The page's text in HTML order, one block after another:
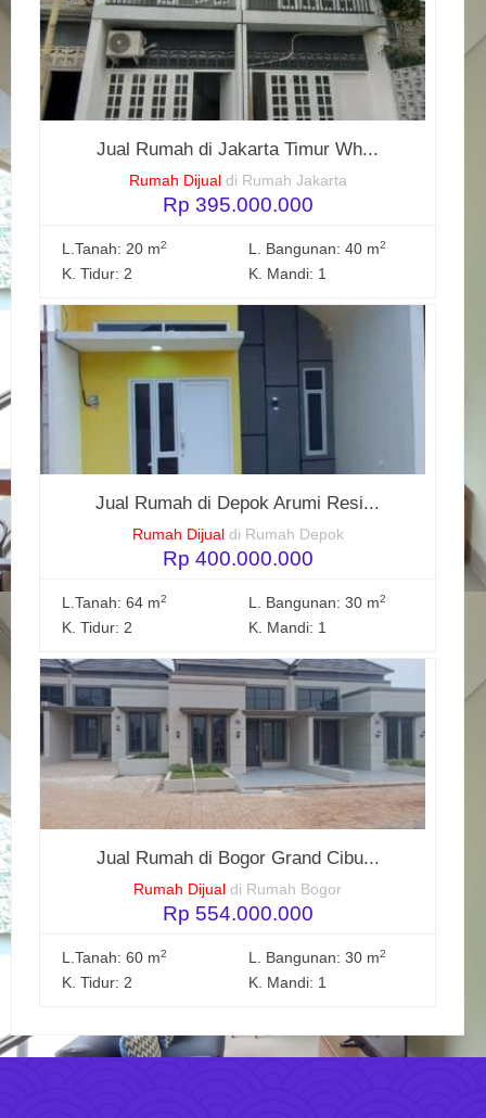
Jual Rumah di Jakarta Timur Wh...
Rumah Dijual di Rumah Jakarta
Rp 395.000.000
L.Tanah: 20 m2 L. Bangunan: 40 m2
K. Tidur: 2 K. Mandi: 1
Jual Rumah di Depok Arumi Resi...
Rumah Dijual di Rumah Depok
Rp 400.000.000
L.Tanah: 64 m2 L. Bangunan: 30 m2
K. Tidur: 2 K. Mandi: 1
Jual Rumah di Bogor Grand Cibu...
Rumah Dijual di Rumah Bogor
Rp 554.000.000
L.Tanah: 60 m2 L. Bangunan: 30 m2
K. Tidur: 2 K. Mandi: 1